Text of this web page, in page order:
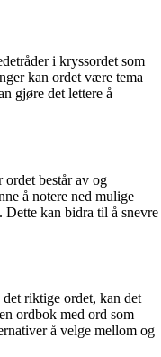
i kryssordet som
kan ordet være tema
gjøre det lettere å
består av og
å notere ned mulige
Dette kan bidra til å snevre
riktige ordet, kan det
ordbok med ord som
å velge mellom og